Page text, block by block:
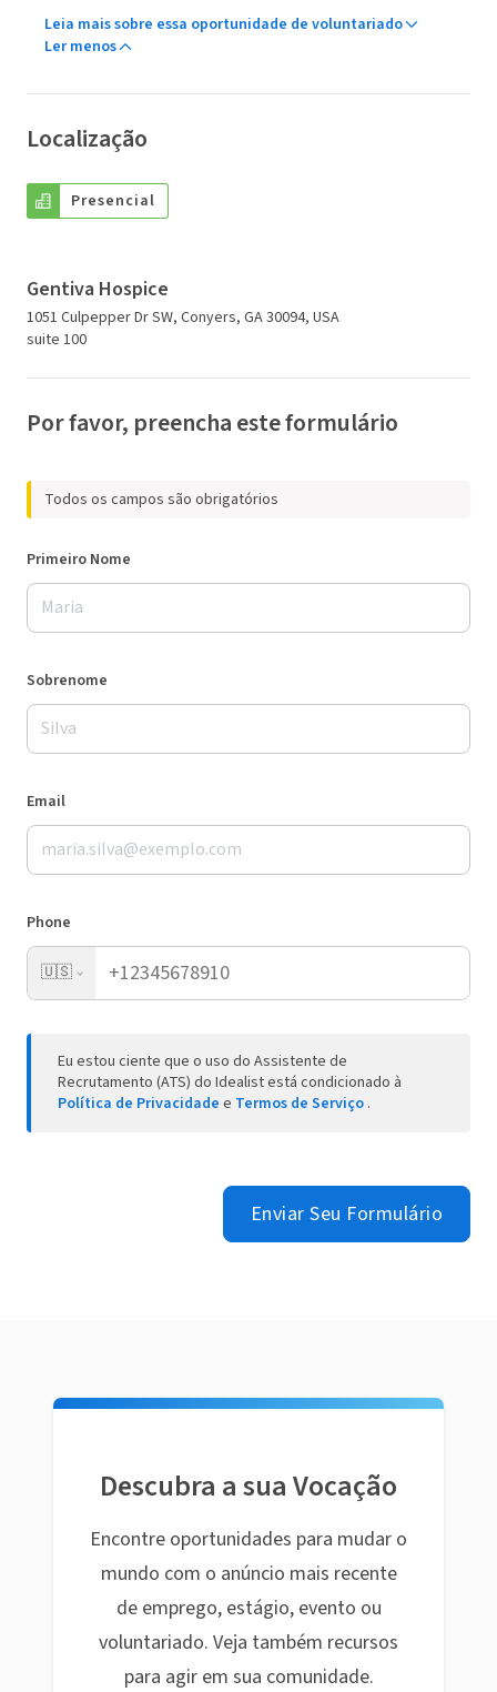
Leia mais sobre essa oportunidade de voluntariado
Ler menos
Localização
Presencial
Gentiva Hospice
1051 Culpepper Dr SW, Conyers, GA 30094, USA
suite 100
Por favor, preencha este formulário
Todos os campos são obrigatórios
Primeiro Nome
Sobrenome
Email
Phone
🇺🇸
Eu estou ciente que o uso do Assistente de
Recrutamento (ATS) do Idealist está condicionado à
Política de Privacidade e Termos de Serviço .
Enviar Seu Formulário
Descubra a sua Vocação
Encontre oportunidades para mudar o
mundo com o anúncio mais recente
de emprego, estágio, evento ou
voluntariado. Veja também recursos
para agir em sua comunidade.